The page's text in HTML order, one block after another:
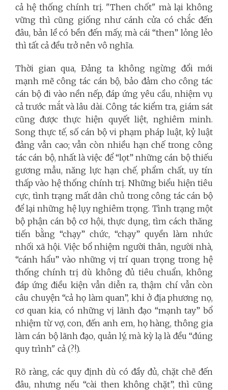
cả hệ thống chính trị. "Then chốt" mà lại không
vững thì cũng giống như cánh cửa có chắc đến
đâu, bản lề có bền đến mấy, mà cái “then” lỏng lẻo
thì tất cả đều trở nên vô nghĩa.
Thời gian qua, Đảng ta không ngừng đổi mới
mạnh mẽ công tác cán bộ, bảo đảm cho công tác
cán bộ đi vào nền nếp, đáp ứng yêu cầu, nhiệm vụ
cả trước mắt và lâu dài. Công tác kiểm tra, giám sát
cũng được thực hiện quyết liệt, nghiêm minh.
Song thực tế, số cán bộ vi phạm pháp luật, kỷ luật
đảng vẫn cao; vẫn còn nhiều hạn chế trong công
tác cán bộ, nhất là việc để “lọt” những cán bộ thiếu
gương mẫu, năng lực hạn chế, phẩm chất, uy tín
thấp vào hệ thống chính trị. Những biểu hiện tiêu
cực, tình trạng mất dân chủ trong công tác cán bộ
để lại những hệ lụy nghiêm trọng. Tình trạng một
bộ phận cán bộ cơ hội, thực dụng, tìm cách thăng
tiến bằng “chạy” chức, “chạy” quyền làm nhức
nhối xã hội. Việc bổ nhiệm người thân, người nhà,
“cánh hẩu” vào những vị trí quan trọng trong hệ
thống chính trị dù không đủ tiêu chuẩn, không
đáp ứng điều kiện vẫn diễn ra, thậm chí vẫn còn
câu chuyện “cả họ làm quan”, khi ở địa phương nọ,
cơ quan kia, có những vị lãnh đạo “mạnh tay” bổ
nhiệm từ vợ, con, đến anh em, họ hàng, thông gia
làm cán bộ lãnh đạo, quản lý, mà kỳ lạ là đều “đúng
quy trình" cả (?!).
Rõ ràng, các quy định dù có đầy đủ, chặt chẽ đến
đâu, nhưng nếu “cài then không chặt”, thì cũng